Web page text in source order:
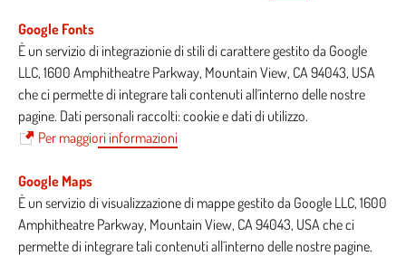
Google Fonts
È un servizio di integrazionie di stili di carattere gestito da Google
LLC, 1600 Amphitheatre Parkway, Mountain View, CA 94043, USA
che ci permette di integrare tali contenuti all´interno delle nostre
pagine. Dati personali raccolti: cookie e dati di utilizzo.
Per maggiori informazioni
Google Maps
È un servizio di visualizzazione di mappe gestito da Google LLC, 1600
Amphitheatre Parkway, Mountain View, CA 94043, USA che ci
permette di integrare tali contenuti all´interno delle nostre pagine.